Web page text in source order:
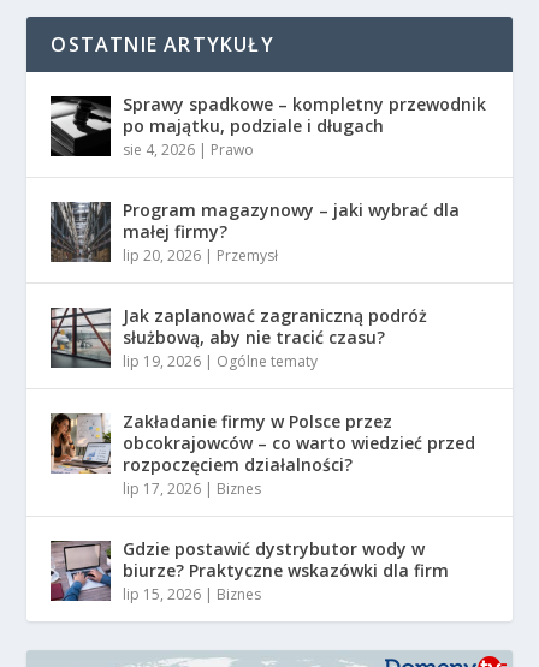
OSTATNIE ARTYKUŁY
Sprawy spadkowe – kompletny przewodnik
po majątku, podziale i długach
sie 4, 2026 | Prawo
Program magazynowy – jaki wybrać dla
małej firmy?
lip 20, 2026 | Przemysł
Jak zaplanować zagraniczną podróż
służbową, aby nie tracić czasu?
lip 19, 2026 | Ogólne tematy
Zakładanie firmy w Polsce przez
obcokrajowców – co warto wiedzieć przed
rozpoczęciem działalności?
lip 17, 2026 | Biznes
Gdzie postawić dystrybutor wody w
biurze? Praktyczne wskazówki dla firm
lip 15, 2026 | Biznes